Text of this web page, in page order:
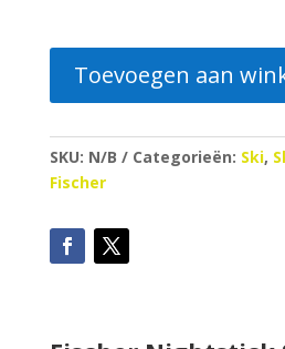
Toevoegen aan
SKU: N/B Categorieën: Ski,
Fischer